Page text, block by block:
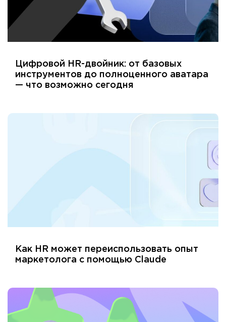
Цифровой HR-двойник: от базовых
инструментов до полноценного аватара
— что возможно сегодня
Как HR может переиспользовать опыт
маркетолога с помощью Claude